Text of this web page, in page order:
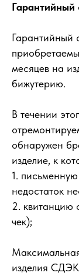
Гарантийный
Гарантийный
месяцев на
бижутерию.
В течении
обнаружен
изделие, к
1.
недостаток
2. квитанцию
чек);
изделия